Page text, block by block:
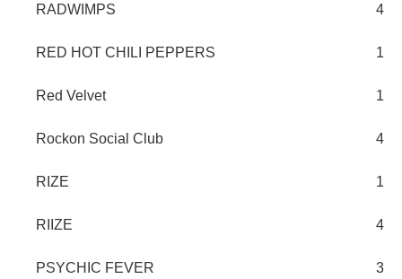
RADWIMPS 4
RED HOT CHILI PEPPERS 1
Red Velvet 1
Rockon Social Club 4
RIZE 1
RIIZE 4
PSYCHIC FEVER 3